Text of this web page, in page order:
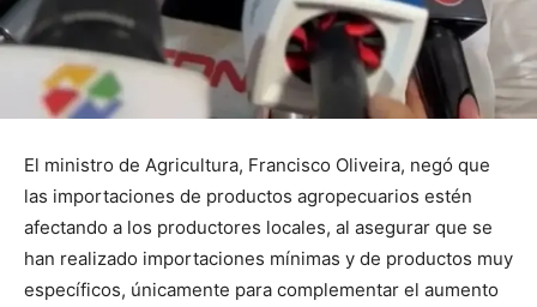
El ministro de Agricultura, Francisco Oliveira, negó que
las importaciones de productos agropecuarios estén
afectando a los productores locales, al asegurar que se
han realizado importaciones mínimas y de productos muy
específicos, únicamente para complementar el aumento